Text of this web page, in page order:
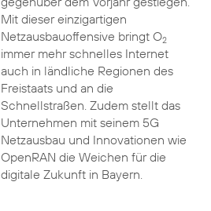
Mit dieser einzigartigen
Netzausbauoffensive bringt O2
immer mehr schnelles Internet
auch in ländliche Regionen des
Freistaats und an die
Schnellstraßen. Zudem stellt das
Unternehmen mit seinem 5G
Netzausbau und Innovationen wie
OpenRAN die Weichen für die
digitale Zukunft in Bayern.